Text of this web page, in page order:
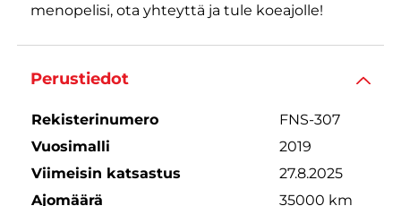
menopelisi, ota yhteyttä ja tule koeajolle!
Perustiedot
Rekisterinumero
FNS-307
Vuosimalli
2019
Viimeisin katsastus
27.8.2025
Ajomäärä
35000 km